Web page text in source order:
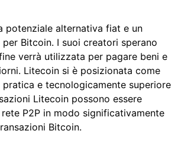
potenziale alternativa fiat e un
Bitcoin. I suoi creatori sperano
verrà utilizzata per pagare beni e
Litecoin si è posizionata come
e tecnologicamente superiore
Litecoin possono essere
P2P in modo significativamente
Bitcoin.